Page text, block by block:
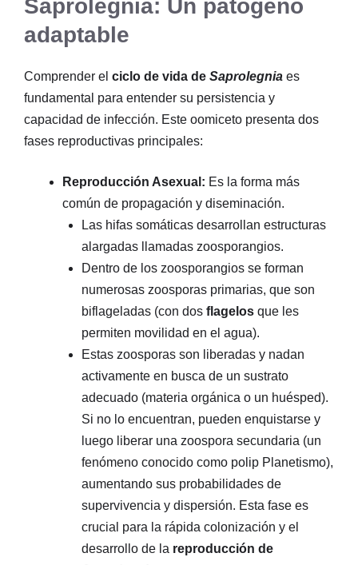
Saprolegnia: Un patógeno
adaptable
Comprender el ciclo de vida de Saprolegnia es
fundamental para entender su persistencia y
capacidad de infección. Este oomiceto presenta dos
fases reproductivas principales:
Reproducción Asexual: Es la forma más
común de propagación y diseminación.
Las hifas somáticas desarrollan estructuras
alargadas llamadas zoosporangios.
Dentro de los zoosporangios se forman
numerosas zoosporas primarias, que son
biflageladas (con dos flagelos que les
permiten movilidad en el agua).
Estas zoosporas son liberadas y nadan
activamente en busca de un sustrato
adecuado (materia orgánica o un huésped).
Si no lo encuentran, pueden enquistarse y
luego liberar una zoospora secundaria (un
fenómeno conocido como polip Planetismo),
aumentando sus probabilidades de
supervivencia y dispersión. Esta fase es
crucial para la rápida colonización y el
desarrollo de la reproducción de